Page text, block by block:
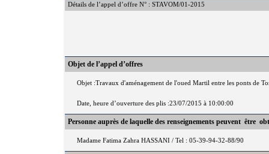
Détails de l’appel d’offre N° : STAVOM/01-2015
Objet de l’appel d’offres
Objet :Travaux d'aménagement de l'oued Martil entre les ponts de
Date, heure d’ouverture des plis :23/07/2015 à 10:00:00
Personne auprès de laquelle des renseignements peuvent être
Madame Fatima Zahra HASSANI / Tel : 05-39-94-32-88/90